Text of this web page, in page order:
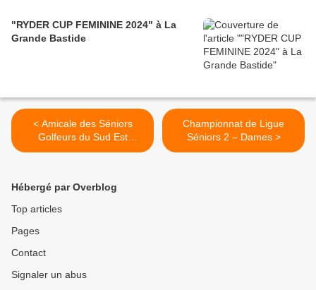
"RYDER CUP FEMININE 2024" à La
Grande Bastide
< Amicale des Séniors
Golfeurs du Sud Est
(ASGSE) : TROPHEE
Championnat de Ligue
Séniors 2 – Dames >
Hébergé par Overblog
Top articles
Pages
Contact
Signaler un abus